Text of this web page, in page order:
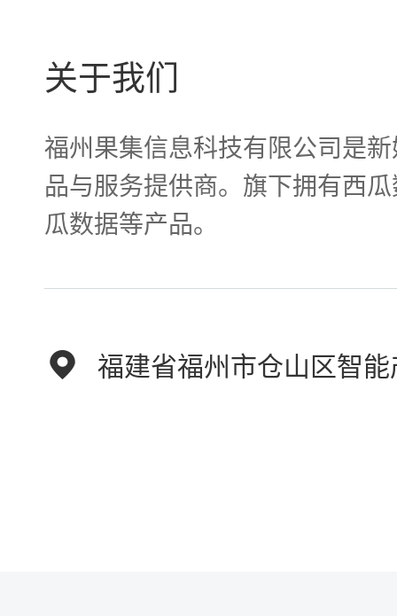
关于我们
福州果集信息科技有限公司是
品与服务提供商。旗下拥有西
瓜数据等产品。
福建省福州市仓山区智能